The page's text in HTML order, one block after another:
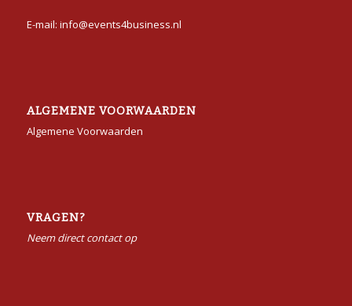
E-mail: info@events4business.nl
ALGEMENE VOORWAARDEN
Algemene Voorwaarden
VRAGEN?
Neem direct contact op